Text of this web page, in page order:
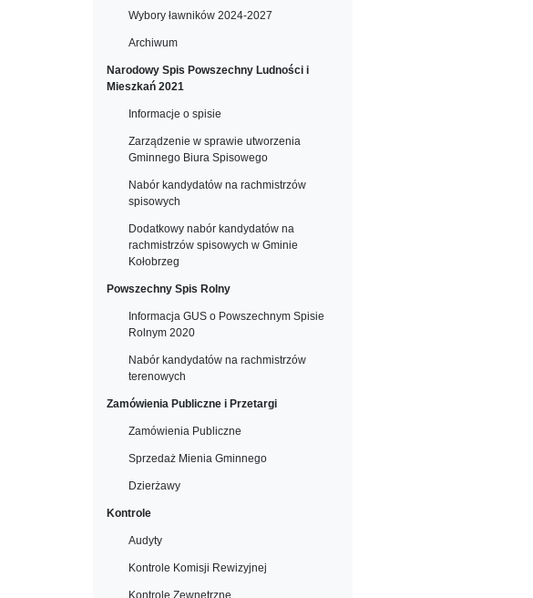
Wybory ławników 2024-2027
Archiwum
Narodowy Spis Powszechny Ludności i
Mieszkań 2021
Informacje o spisie
Zarządzenie w sprawie utworzenia
Gminnego Biura Spisowego
Nabór kandydatów na rachmistrzów
spisowych
Dodatkowy nabór kandydatów na
rachmistrzów spisowych w Gminie
Kołobrzeg
Powszechny Spis Rolny
Informacja GUS o Powszechnym Spisie
Rolnym 2020
Nabór kandydatów na rachmistrzów
terenowych
Zamówienia Publiczne i Przetargi
Zamówienia Publiczne
Sprzedaż Mienia Gminnego
Dzierżawy
Kontrole
Audyty
Kontrole Komisji Rewizyjnej
Kontrole Zewnętrzne